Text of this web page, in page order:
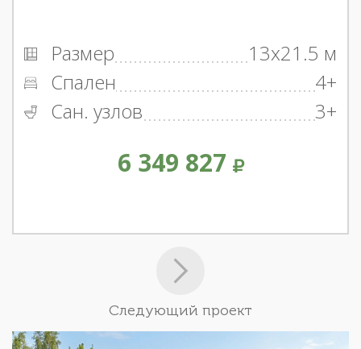
Размер
13x21.5 м
Спален
4+
Сан. узлов
3+
6 349 827
Следующий проект